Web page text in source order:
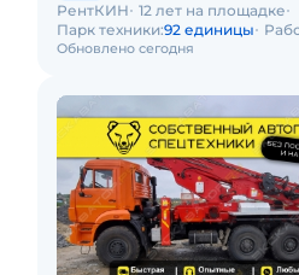
Обновлено сегодня
РентКИН 12 лет на площадке
Парк техники:92 единицы